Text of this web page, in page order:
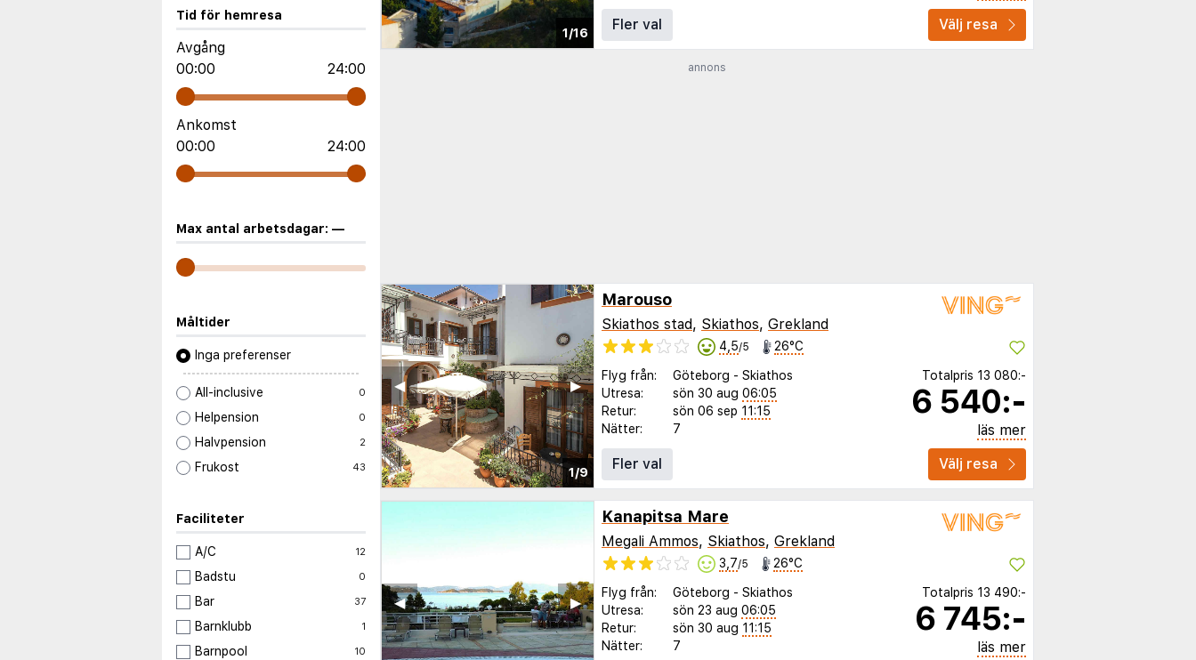
Tid för hemresa
Avgång
00:00
24:00
Ankomst
00:00
24:00
Max antal arbetsdagar: —
Måltider
Inga preferenser
All-inclusive 0
Helpension 0
Halvpension 2
Frukost 43
Faciliteter
A/C 12
Badstu 0
Bar 37
Barnklubb 1
Barnpool 10
1/16
Fler val
Välj resa
annons
1/9
▶︎
◀︎
Marouso
Skiathos stad, Skiathos, Grekland
4,5/5 26°C
Flyg från: Göteborg - Skiathos
Utresa:
sön 30 aug 06:05
Retur:
sön 06 sep 11:15
Nätter:
7
Totalpris 13 080:-
6 540:-
läs mer
Fler val
Välj resa
▶︎
◀︎
Kanapitsa Mare
Megali Ammos, Skiathos, Grekland
3,7/5 26°C
Flyg från: Göteborg - Skiathos
Utresa:
sön 23 aug 06:05
Retur:
sön 30 aug 11:15
Nätter:
7
Totalpris 13 490:-
6 745:-
läs mer